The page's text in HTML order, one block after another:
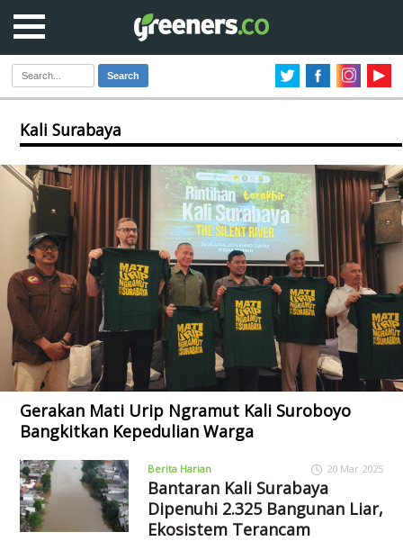
Search
Kali Surabaya
Gerakan Mati Urip Ngramut Kali Suroboyo
Bangkitkan Kepedulian Warga
Berita Harian 20 Mar 2025
Bantaran Kali Surabaya
Dipenuhi 2.325 Bangunan Liar,
Ekosistem Terancam